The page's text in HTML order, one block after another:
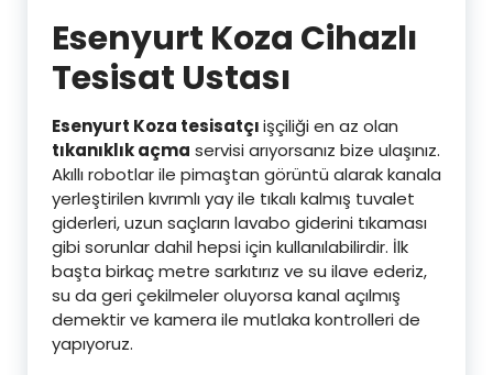
Esenyurt Koza Cihazlı
Tesisat Ustası
Esenyurt Koza tesisatçıişçiliği en az olan
tıkanıklık açma servisi arıyorsanız bize ulaşınız.
Akıllı robotlar ile pimaştan görüntü alarak kanala
yerleştirilen kıvrımlı yay ile tıkalı kalmış tuvalet
giderleri, uzun saçların lavabo giderini tıkaması
gibi sorunlar dahil hepsi için kullanılabilirdir. İlk
başta birkaç metre sarkıtırız ve su ilave ederiz,
su da geri çekilmeler oluyorsa kanal açılmış
demektir ve kamera ile mutlaka kontrolleri de
yapıyoruz.